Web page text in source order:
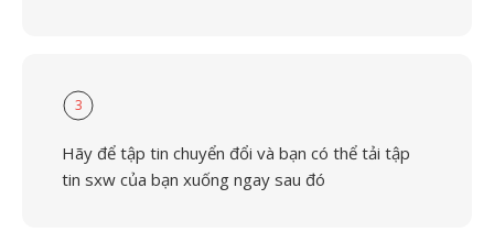
3
Hãy để tập tin chuyển đổi và bạn có thể tải tập
tin sxw của bạn xuống ngay sau đó